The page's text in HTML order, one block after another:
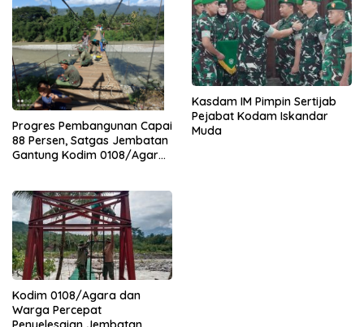
Progres Pembangunan Capai
88 Persen, Satgas Jembatan
Gantung Kodim 0108/Agara
Kasdam IM Pimpin Sertijab
Pejabat Kodam Iskandar
Muda
Kodim 0108/Agara dan
Warga Percepat